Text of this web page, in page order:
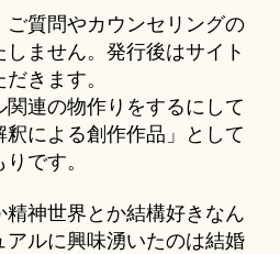
ご質問やカウンセリングの
ません。発行後はサイト
きます。
連の物作りをするにして
釈による創作作品」として
です。
神世界とか結構好きなん
アルに興味湧いたのは結婚